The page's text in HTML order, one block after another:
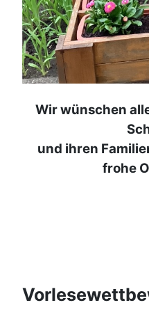
Wir wünschen
und ihren
frohe